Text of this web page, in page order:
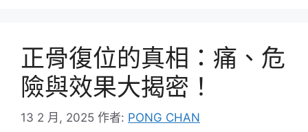
正骨復位的真相：痛、危
險與效果大揭密！
13 2 月, 2025 作者: PONG CHAN